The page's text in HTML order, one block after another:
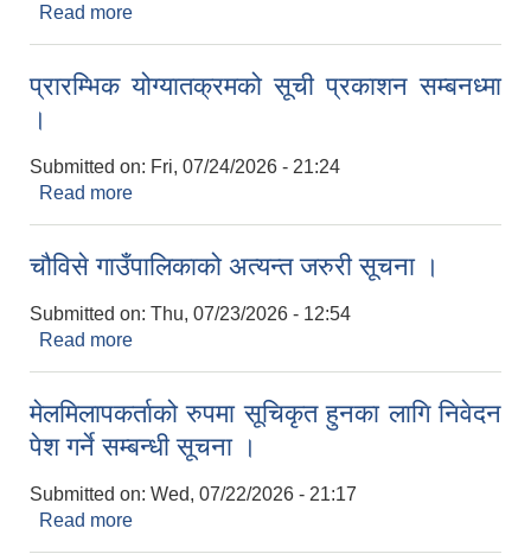
Read more
प्रारम्भिक योग्यातक्रमको सूची प्रकाशन सम्बनध्मा
।
Submitted on: Fri, 07/24/2026 - 21:24
Read more
चौविसे गाउँपालिकाको अत्यन्त जरुरी सूचना ।
Submitted on: Thu, 07/23/2026 - 12:54
Read more
मेलमिलापकर्ताको रुपमा सूचिकृत हुनका लागि निवेदन
पेश गर्ने सम्बन्धी सूचना ।
Submitted on: Wed, 07/22/2026 - 21:17
Read more